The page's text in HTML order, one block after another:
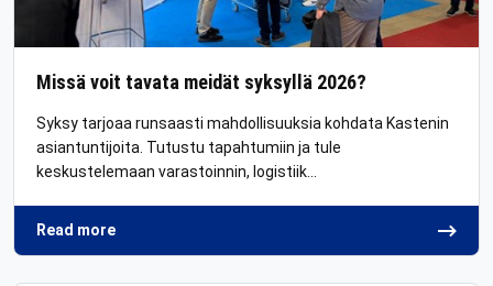
Missä voit tavata meidät syksyllä 2026?
Syksy tarjoaa runsaasti mahdollisuuksia kohdata Kastenin
asiantuntijoita. Tutustu tapahtumiin ja tule
keskustelemaan varastoinnin, logistiik…
Read more